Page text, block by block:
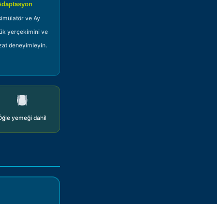
ve Ay
yerçekimini ve
deneyimleyin.
yemeği dahil